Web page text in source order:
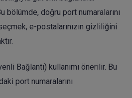
bölümde, doğru port numaralarını
e-postalarınızın gizliliğini
Bağlantı) kullanımı önerilir. Bu
port numaralarını